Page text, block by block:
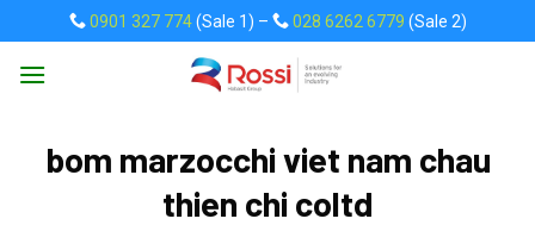
to
content
0901 327 774(Sale 1) – 028 6262 6779 (Sale 2)
bom marzocchi viet nam chau
thien chi coltd